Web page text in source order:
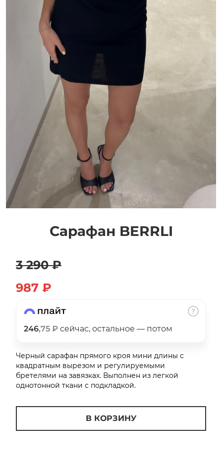
Сарафан BERRLI
3 290 ₽
987 ₽
246,75 ₽ сейчас, остальное — потом
Черный сарафан прямого кроя мини длины с
квадратным вырезом и регулируемыми
бретелями на завязках. Выполнен из легкой
однотонной ткани с подкладкой.
В КОРЗИНУ
Добавляйте товары
в корзину
Оплачивайте сегодня только
% картой любого банка
Получайте товар
выбранный способом
Оставшиеся
% будут
списыватьсяс вашей карты
по
25% каждые 2 недели
Подробнее
раз в 2
plait.ru